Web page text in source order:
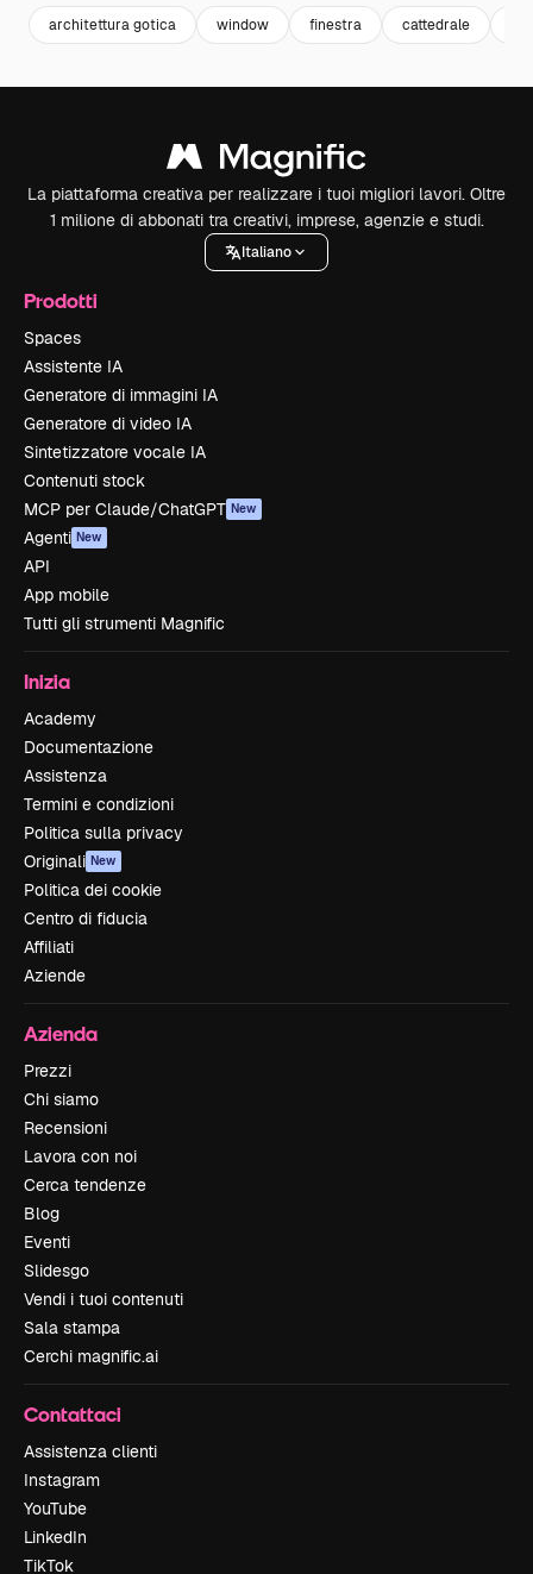
architettura gotica window finestra cattedrale
La piattaforma creativa per realizzare i tuoi migliori lavori. Oltre
1 milione di abbonati tra creativi, imprese, agenzie e studi.
Italiano
Prodotti
Spaces
Assistente IA
Generatore di immagini IA
Generatore di video IA
Sintetizzatore vocale IA
Contenuti stock
MCP per Claude/ChatGPT New
Agenti New
API
App mobile
Tutti gli strumenti Magnific
Inizia
Academy
Documentazione
Assistenza
Termini e condizioni
Politica sulla privacy
Originali New
Politica dei cookie
Centro di fiducia
Affiliati
Aziende
Azienda
Prezzi
Chi siamo
Recensioni
Lavora con noi
Cerca tendenze
Blog
Eventi
Slidesgo
Vendi i tuoi contenuti
Sala stampa
Cerchi magnific.ai
Contattaci
Assistenza clienti
Instagram
YouTube
LinkedIn
TikTok